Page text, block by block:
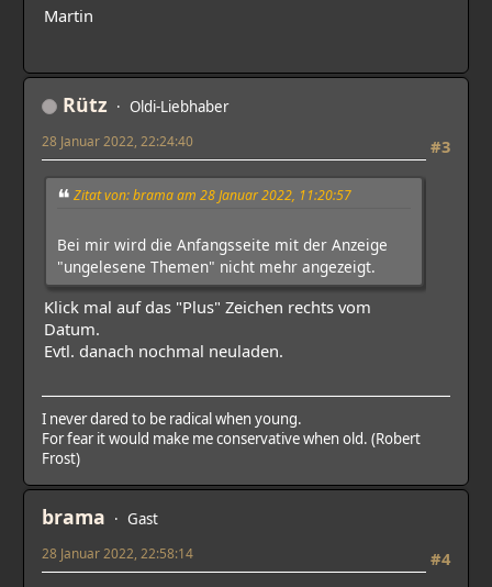
Martin
Rütz Oldi-Liebhaber
#3
28 Januar 2022, 22:24:40
Zitat von: brama am 28 Januar 2022, 11:20:57
Bei mir wird die Anfangsseite mit der Anzeige
"ungelesene Themen" nicht mehr angezeigt.
Klick mal auf das "Plus" Zeichen rechts vom
Datum.
Evtl. danach nochmal neuladen.
I never dared to be radical when young.
For fear it would make me conservative when old. (Robert
Frost)
brama Gast
#4
28 Januar 2022, 22:58:14